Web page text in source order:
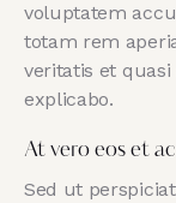
voluptatem
totam rem
veritatis et
explicabo.
At vero eos et
Sed ut